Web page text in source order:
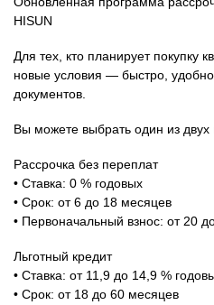
HISUN
Для тех, кто планирует покупку
новые условия — быстро,
документов.
Вы можете выбрать один из двух
Рассрочка без переплат
• Ставка: 0 % годовых
• Срок: от 6 до 18 месяцев
• Первоначальный взнос: от 20
Льготный кредит
• Ставка: от 11,9 до 14,9 %
• Срок: от 18 до 60 месяцев